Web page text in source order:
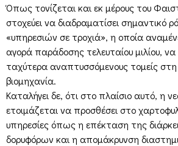
Όπως τονίζεται και εκ μέρους του
στοχεύει να διαδραματίσει σημαντικό
«υπηρεσιών σε τροχιά», η οποία
αγορά παράδοσης τελευταίου μιλίου,
ταχύτερα αναπτυσσόμενους τομείς στη
βιομηχανία.
Καταλήγει δε, ότι στο πλαίσιο αυτό, η
ετοιμάζεται να προσθέσει στο
υπηρεσίες όπως η επέκταση της
δορυφόρων και η απομάκρυνση